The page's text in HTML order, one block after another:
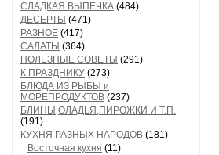
СЛАДКАЯ ВЫПЕЧКА (484)
ДЕСЕРТЫ (471)
РАЗНОЕ (417)
САЛАТЫ (364)
ПОЛЕЗНЫЕ СОВЕТЫ (291)
К ПРАЗДНИКУ (273)
БЛЮДА ИЗ РЫБЫ и
МОРЕПРОДУКТОВ (237)
БЛИНЫ,ОЛАДЬЯ,ПИРОЖКИ И Т.П.
(191)
КУХНЯ РАЗНЫХ НАРОДОВ (181)
Восточная кухня (11)